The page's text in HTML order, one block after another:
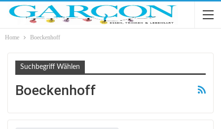
Home Boeckenhoff
Suchbegriff Wählen
Boeckenhoff